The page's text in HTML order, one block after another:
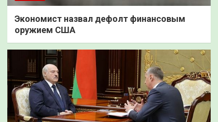
Экономист назвал дефолт финансовым
оружием США